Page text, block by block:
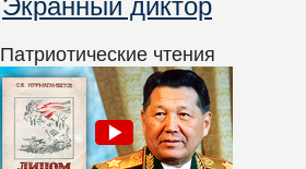
Экранный диктор
Патриотические чтения